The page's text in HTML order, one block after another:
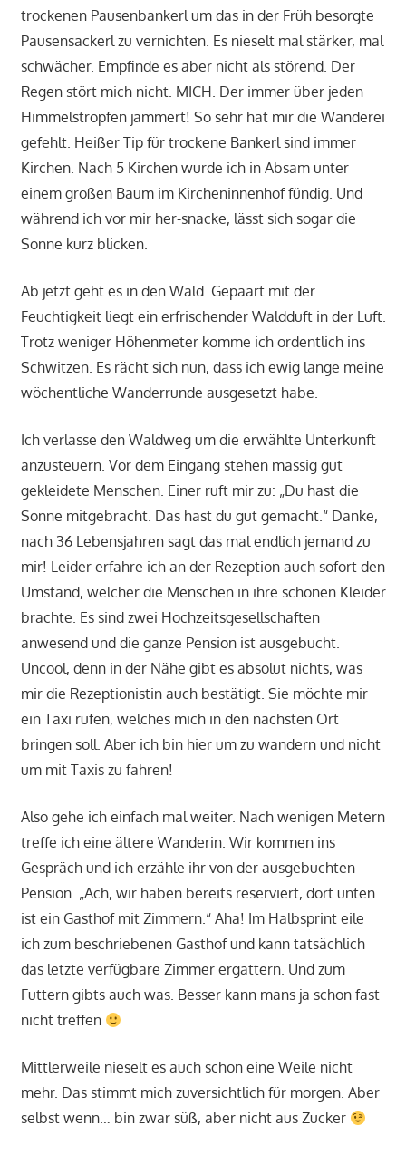
trockenen Pausenbankerl um das in der Früh besorgte
Pausensackerl zu vernichten. Es nieselt mal stärker, mal
schwächer. Empfinde es aber nicht als störend. Der
Regen stört mich nicht. MICH. Der immer über jeden
Himmelstropfen jammert! So sehr hat mir die Wanderei
gefehlt. Heißer Tip für trockene Bankerl sind immer
Kirchen. Nach 5 Kirchen wurde ich in Absam unter
einem großen Baum im Kircheninnenhof fündig. Und
während ich vor mir her-snacke, lässt sich sogar die
Sonne kurz blicken.
Ab jetzt geht es in den Wald. Gepaart mit der
Feuchtigkeit liegt ein erfrischender Waldduft in der Luft.
Trotz weniger Höhenmeter komme ich ordentlich ins
Schwitzen. Es rächt sich nun, dass ich ewig lange meine
wöchentliche Wanderrunde ausgesetzt habe.
Ich verlasse den Waldweg um die erwählte Unterkunft
anzusteuern. Vor dem Eingang stehen massig gut
gekleidete Menschen. Einer ruft mir zu: „Du hast die
Sonne mitgebracht. Das hast du gut gemacht.“ Danke,
nach 36 Lebensjahren sagt das mal endlich jemand zu
mir! Leider erfahre ich an der Rezeption auch sofort den
Umstand, welcher die Menschen in ihre schönen Kleider
brachte. Es sind zwei Hochzeitsgesellschaften
anwesend und die ganze Pension ist ausgebucht.
Uncool, denn in der Nähe gibt es absolut nichts, was
mir die Rezeptionistin auch bestätigt. Sie möchte mir
ein Taxi rufen, welches mich in den nächsten Ort
bringen soll. Aber ich bin hier um zu wandern und nicht
um mit Taxis zu fahren!
Also gehe ich einfach mal weiter. Nach wenigen Metern
treffe ich eine ältere Wanderin. Wir kommen ins
Gespräch und ich erzähle ihr von der ausgebuchten
Pension. „Ach, wir haben bereits reserviert, dort unten
ist ein Gasthof mit Zimmern.“ Aha! Im Halbsprint eile
ich zum beschriebenen Gasthof und kann tatsächlich
das letzte verfügbare Zimmer ergattern. Und zum
Futtern gibts auch was. Besser kann mans ja schon fast
nicht treffen
Mittlerweile nieselt es auch schon eine Weile nicht
mehr. Das stimmt mich zuversichtlich für morgen. Aber
selbst wenn… bin zwar süß, aber nicht aus Zucker